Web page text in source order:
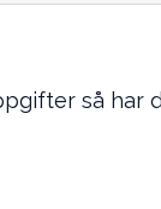
så har